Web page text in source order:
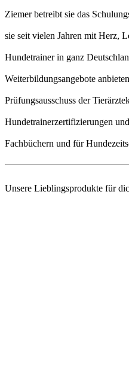
Ziemer betreibt sie das
sie seit vielen Jahren mit Herz,
Hundetrainer in ganz
Weiterbildungsangebote
Prüfungsausschuss der
Hundetrainerzertifizierungen
Fachbüchern und für
Unsere Lieblingsprodukte für